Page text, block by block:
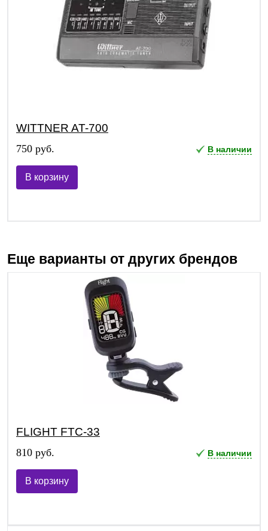
WITTNER AT-700
750 руб. В наличии
В корзину
Еще варианты от других брендов
FLIGHT FTC-33
810 руб. В наличии
В корзину